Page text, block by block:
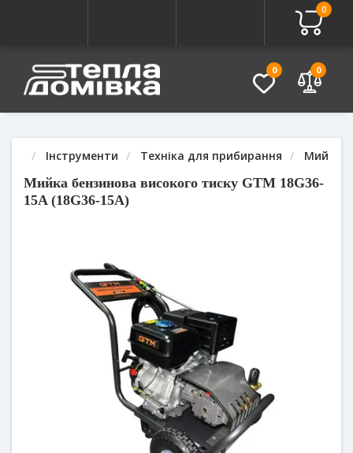
0
0 0
Інструменти Техніка для прибирання Мийки
Мийка бензинова високого тиску GTM 18G36-
15A (18G36-15A)
Питання - Відповідь